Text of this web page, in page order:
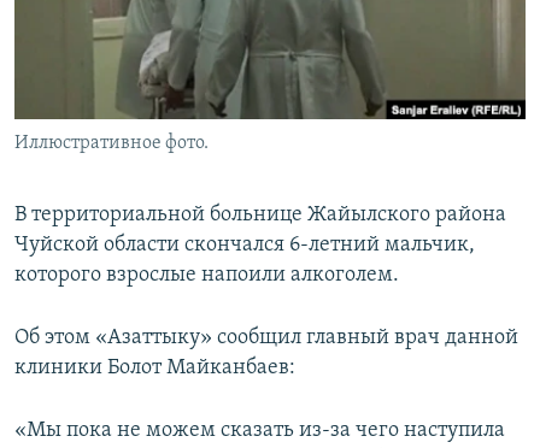
Иллюстративное фото.
В территориальной больнице Жайылского района
Чуйской области скончался 6-летний мальчик,
которого взрослые напоили алкоголем.
Об этом «Азаттыку» сообщил главный врач данной
клиники Болот Майканбаев:
«Мы пока не можем сказать из-за чего наступила